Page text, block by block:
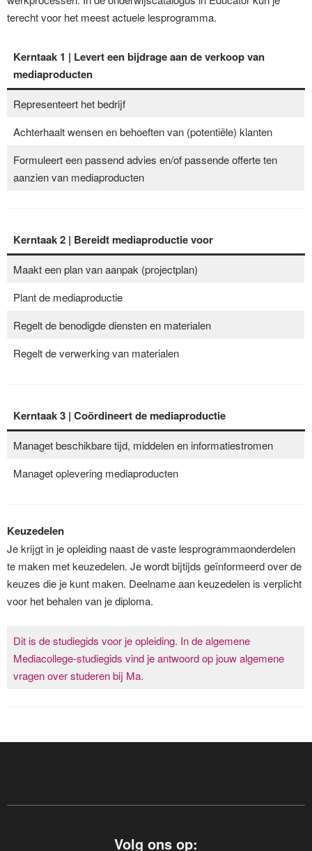
terecht voor het meest actuele lesprogramma.
Kerntaak 1 | Levert een bijdrage aan de verkoop van
mediaproducten
Representeert het bedrijf
Achterhaalt wensen en behoeften van (potentiële) klanten
Formuleert een passend advies en/of passende offerte ten
aanzien van mediaproducten
Kerntaak 2| Bereidt mediaproductie voor
Maakt een plan van aanpak (projectplan)
Plant de mediaproductie
Regelt de benodigde diensten en materialen
Regelt de verwerking van materialen
Kerntaak 3| Coördineert de mediaproductie
Managet beschikbare tijd, middelen en informatiestromen
Managet oplevering mediaproducten
Keuzedelen
Je krijgt in je opleiding naast de vaste lesprogrammaonderdelen
te maken met keuzedelen. Je wordt bijtijds geïnformeerd over de
keuzes die je kunt maken. Deelname aan keuzedelen is verplicht
voor het behalen van je diploma.
Dit is de studiegids voor je opleiding. In de algemene
Mediacollege-studiegids vind je antwoord op jouw algemene
vragen over studeren bij Ma.
Volg ons op: